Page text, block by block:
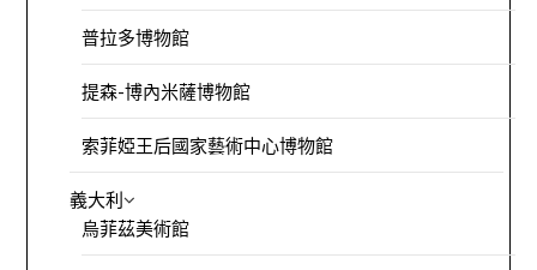
普拉多博物館
提森-博內米薩博物館
索菲婭王后國家藝術中心博物館
義大利
烏菲茲美術館